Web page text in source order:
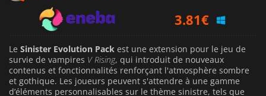
3.81€
4.79€
Le Sinister Evolution Pack est une extension pour le jeu de
survie de vampires V Rising, qui introduit de nouveaux
contenus et fonctionnalités renforçant l'atmosphère sombre
et gothique. Les joueurs peuvent s'attendre à une gamme
d’éléments personnalisables sur le thème sinistre, tels que